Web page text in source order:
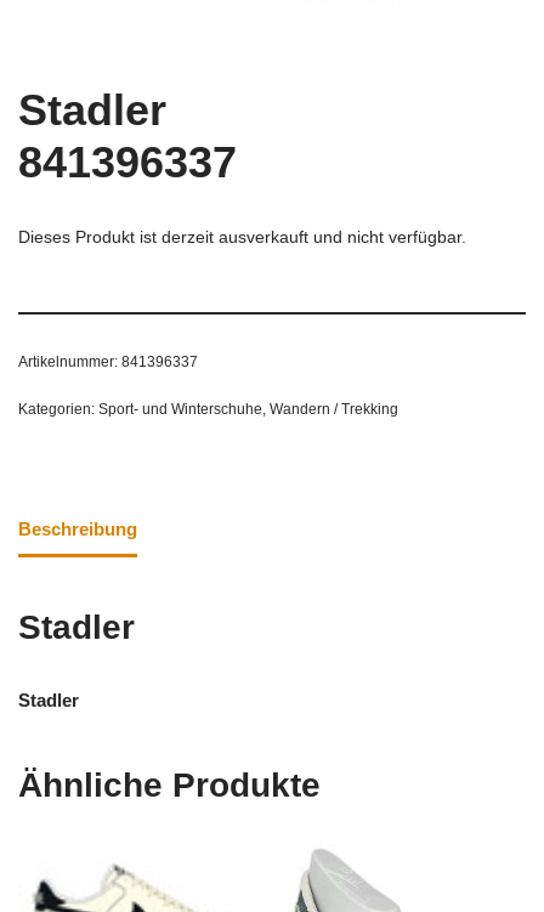
Stadler
841396337
Dieses Produkt ist derzeit ausverkauft und nicht verfügbar.
Artikelnummer: 841396337
Kategorien: Sport- und Winterschuhe Wandern / Trekking
Beschreibung
Stadler
Stadler
Ähnliche Produkte